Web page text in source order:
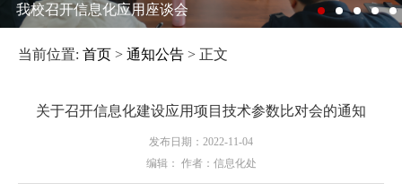
我校召开信息化应用座谈会
当前位置: 首页 > 通知公告 > 正文
关于召开信息化建设应用项目技术参数比对会的通知
发布日期：2022-11-04
编辑： 作者：信息化处